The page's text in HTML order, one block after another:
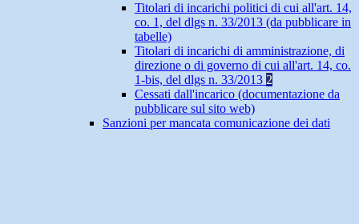
Titolari di incarichi politici di cui all'art. 14,
co. 1, del dlgs n. 33/2013 (da pubblicare in
tabelle)
Titolari di incarichi di amministrazione, di
direzione o di governo di cui all'art. 14, co.
1-bis, del dlgs n. 33/2013 2
Cessati dall'incarico (documentazione da
pubblicare sul sito web)
Sanzioni per mancata comunicazione dei dati